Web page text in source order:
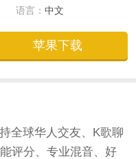
语言：中文
苹果下载
全球华人交友、K歌聊
评分、专业混音、好